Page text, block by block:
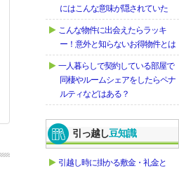
にはこんな意味が隠されていた
こんな物件に出会えたらラッキ
ー！意外と知らないお得物件とは
一人暮らしで契約している部屋で
同棲やルームシェアをしたらペナ
ルティなどはある？
引っ越し豆知識
引越し時に掛かる敷金・礼金と